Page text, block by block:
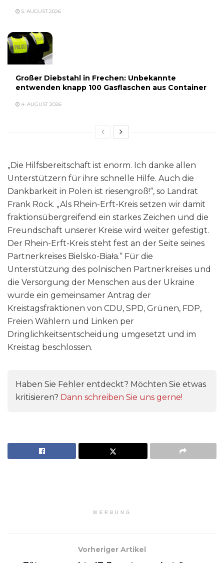
5. AUGUST 2026
Großer Diebstahl in Frechen: Unbekannte
entwenden knapp 100 Gasflaschen aus Container
4. AUGUST 2026
„Die Hilfsbereitschaft ist enorm. Ich danke allen
Unterstützern für ihre schnelle Hilfe. Auch die
Dankbarkeit in Polen ist riesengroß!“, so Landrat
Frank Rock. „Als Rhein-Erft-Kreis setzen wir damit
fraktionsübergreifend ein starkes Zeichen und die
Freundschaft unserer Kreise wird weiter gefestigt.
Der Rhein-Erft-Kreis steht fest an der Seite seines
Partnerkreises Bielsko-Biała.“ Für die
Unterstützung des polnischen Partnerkreises und
die Versorgung der Menschen aus der Ukraine
wurde ein gemeinsamer Antrag der
Kreistagsfraktionen von CDU, SPD, Grünen, FDP,
Freien Wählern und Linken per
Dringlichkeitsentscheidung umgesetzt und im
Kreistag beschlossen.
Haben Sie Fehler entdeckt? Möchten Sie etwas
kritisieren? Dann schreiben Sie uns gerne!
WERBUNG
Vorheriger Artikel